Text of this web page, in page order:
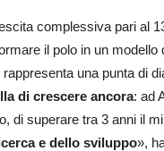
complessiva pari al
il polo in un
una punta di
di crescere ancora: ad
di superare tra 3 anni il
e dello sviluppo»,